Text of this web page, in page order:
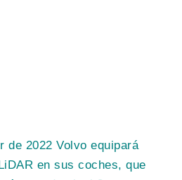
de 2022 Volvo equipará
en sus coches, que